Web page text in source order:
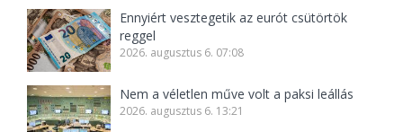
Ennyiért vesztegetik az eurót csütörtök
reggel
2026. augusztus 6. 07:08
Nem a véletlen műve volt a paksi leállás
2026. augusztus 6. 13:21